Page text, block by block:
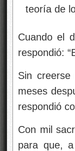
Cuando el
respondió:
Sin
meses
respondió
Con mil
para que,